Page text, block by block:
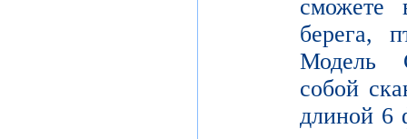
сможете
берега,
Модель
собой
длиной 6